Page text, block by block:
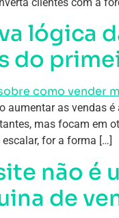
lógica
do
aumentar as vendas
mas focam em
for a forma […]
não é
de